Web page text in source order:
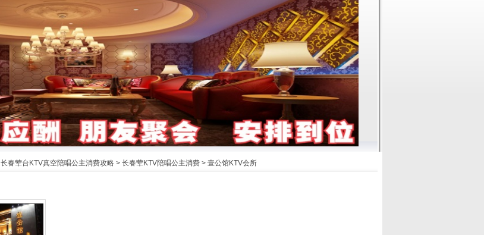
长春荤台KTV真空陪唱公主消费攻略 > 长春荤KTV陪唱公主消费 > 壹公馆KTV会所